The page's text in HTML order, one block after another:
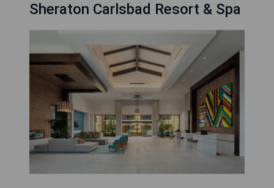
Sheraton Carlsbad Resort & Spa